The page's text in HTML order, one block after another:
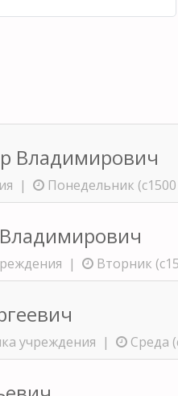
Владимирович
| Понедельник
| Вторник
учреждения | Среда